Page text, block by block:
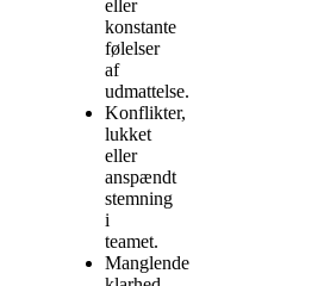
eller
konstante
følelser
af
udmattelse.
Konflikter,
lukket
eller
anspændt
stemning
i
teamet.
Manglende